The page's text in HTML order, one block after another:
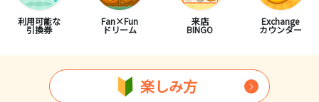
利用可能な
引換券
Fan×Fun
ドリーム
来店
BINGO
Exchange
カウンター
楽しみ方